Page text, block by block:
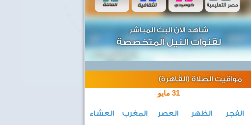
شاهد الآن البث المباشر
لقنوات النيل المتخصصة
مواقيت الصلاة (القاهرة)
31 مايو
الفجر الظهر العصر المغرب
العشاء